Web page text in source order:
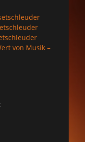
von Musik –